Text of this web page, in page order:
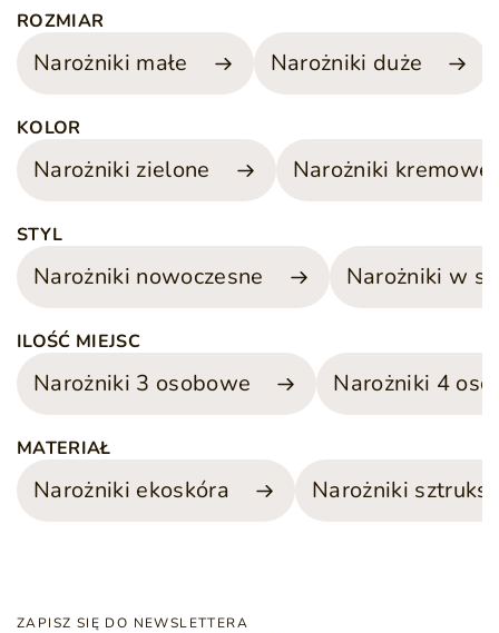
ROZMIAR
Narożniki małe Narożniki duże
KOLOR
Narożniki zielone Narożniki kremowe
STYL
Narożniki nowoczesne Narożniki w
ILOŚĆ MIEJSC
Narożniki 3 osobowe Narożniki 4
MATERIAŁ
Narożniki ekoskóra Narożniki
ZAPISZ SIĘ DO NEWSLETTERA